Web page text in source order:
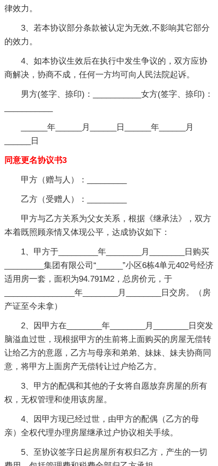
律效力。
3、若本协议部分条款被认定为无效,不影响其它部分
的效力。
4、如本协议生效后在执行中发生争议的，双方应协
商解决，协商不成，任何一方均可向人民法院起诉。
男方(签字、捺印)：___________女方(签字、捺印)：
______年______月______日______年______月
______日
同意更名协议书3
甲方（赠与人）：_________
乙方（受赠人）：_________
甲方与乙方关系为父女关系，根据《继承法》，双方
本着既照顾亲情又体现公平，达成协议如下：
1、甲方于_________年________月________日购买
_________集团有限公司“______”小区6栋4单元402号经济
适用房一套，面积为94.791M2，总房价元，于
________________年________月________日交房。（房
产证至今未拿）
2、因甲方在________年________月________日突发
脑溢血过世，现根据甲方的生前将上面购买的房屋无偿转
让给乙方的意愿，乙方与母亲和弟弟、妹妹、妹夫协商同
意，将甲方上面房产无偿转让过户给乙方。
3、甲方的配偶和其他的子女将自愿放弃房屋的所有
权，无权管理和使用该房屋。
4、因甲方现已经过世，由甲方的配偶（乙方的母
亲）全权代理办理房屋继承过户协议相关手续。
5、至协议签字日起房屋所有权归乙方，产生的一切